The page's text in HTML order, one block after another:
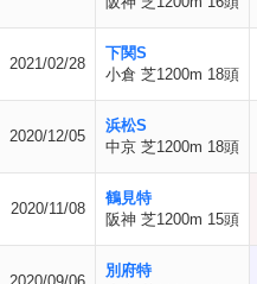
2021/02/28
下関S
小倉 芝1200m 18頭
2020/12/05
浜松S
中京 芝1200m 18頭
2020/11/08
鶴見特
阪神 芝1200m 15頭
別府特